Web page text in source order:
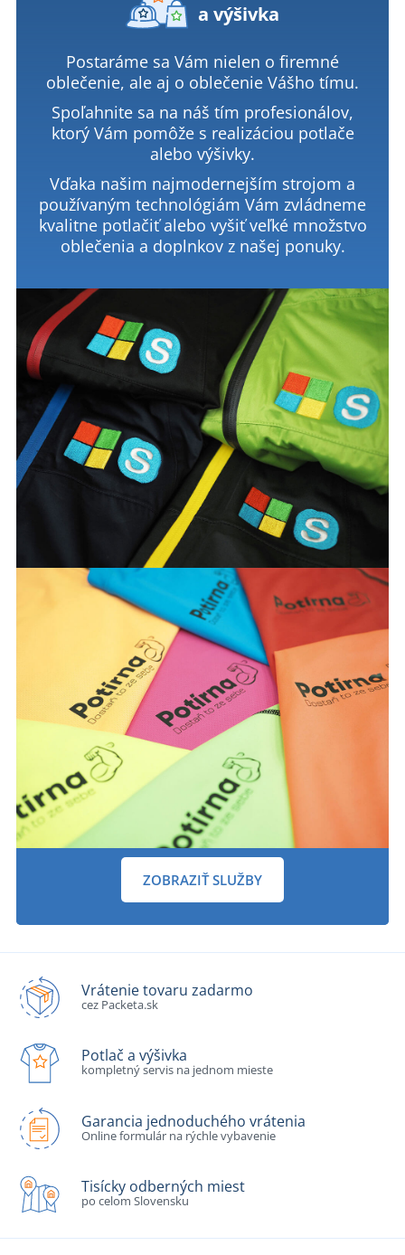
a výšivka
Postaráme sa Vám nielen o firemné
oblečenie, ale aj o oblečenie Vášho tímu.
Spoľahnite sa na náš tím profesionálov,
ktorý Vám pomôže s realizáciou potlače
alebo výšivky.
Vďaka našim najmodernejším strojom a
používaným technológiám Vám zvládneme
kvalitne potlačiť alebo vyšiť veľké množstvo
oblečenia a doplnkov z našej ponuky.
ZOBRAZIŤ SLUŽBY
Vrátenie tovaru zadarmo
cez Packeta.sk
Potlač a výšivka
kompletný servis na jednom mieste
Garancia jednoduchého vrátenia
Online formulár na rýchle vybavenie
Tisícky odberných miest
po celom Slovensku